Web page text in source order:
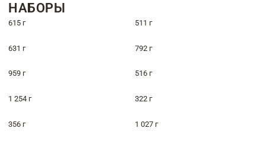
НАБОРЫ
615 г 511 г
631 г 792 г
959 г 516 г
1 254 г 322 г
356 г 1 027 г